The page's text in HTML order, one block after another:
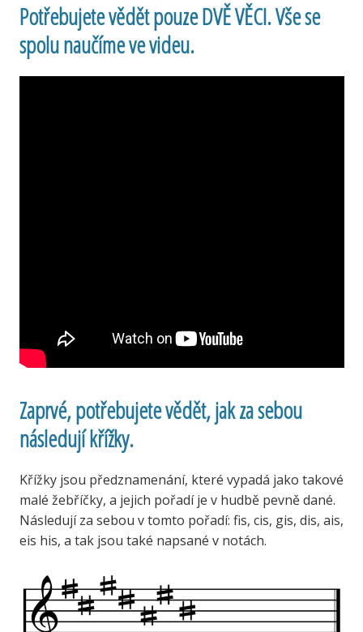
Potřebujete vědět pouze DVĚ VĚCI. Vše se
spolu naučíme ve videu.
Zaprvé, potřebujete vědět, jak za sebou
následují křížky.
Křížky jsou předznamenání, které vypadá jako takové
malé žebříčky, a jejich pořadí je v hudbě pevně dané.
Následují za sebou v tomto pořadí: fis, cis, gis, dis, ais,
eis his, a tak jsou také napsané v notách.